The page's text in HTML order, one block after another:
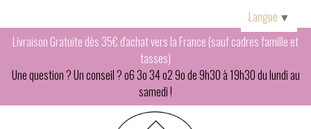
Livraison Gratuite dès 35€ d'achat vers la France (sauf cadres famille et
tasses)
Une question ? Un conseil ? o6 3o 34 o2 9o de 9h30 à 19h30 du lundi au
samedi !
Langue ▼